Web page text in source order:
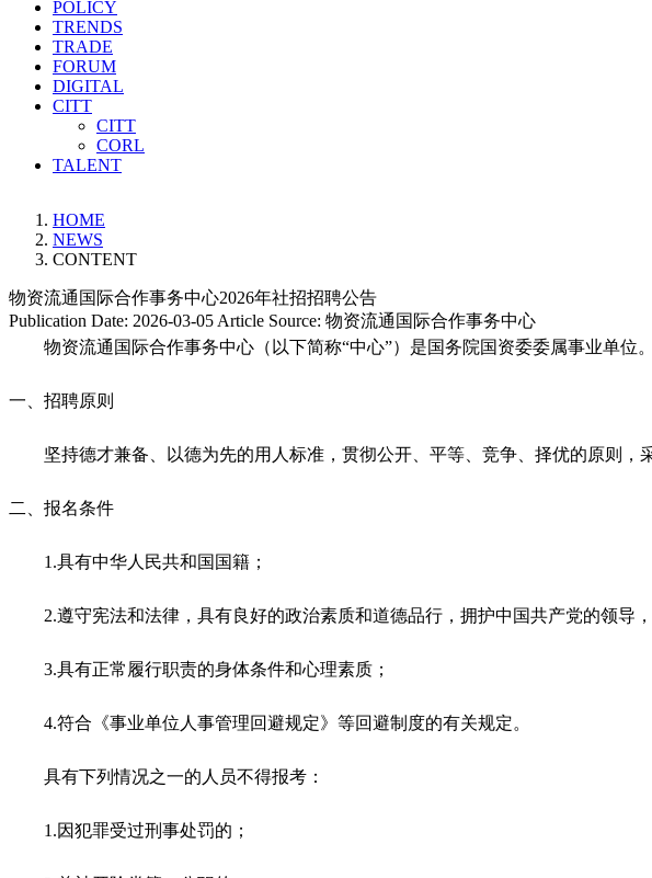
POLICY
TRENDS
TRADE
FORUM
DIGITAL
CITT
CITT
CORL
TALENT
HOME
NEWS
CONTENT
物资流通国际合作事务中心2026年社招招聘公告
Publication Date: 2026-03-05 Article Source: 物资流通国际合作事务中心
物资流通国际合作事务中心（以下简称“中心”）是国务院国资委委属事业单位
一、招聘原则
坚持德才兼备、以德为先的用人标准，贯彻公开、平等、竞争、择优的原则，
二、报名条件
1.具有中华人民共和国国籍；
2.遵守宪法和法律，具有良好的政治素质和道德品行，拥护中国共产党的领导
3.具有正常履行职责的身体条件和心理素质；
4.符合《事业单位人事管理回避规定》等回避制度的有关规定。
具有下列情况之一的人员不得报考：
1.因犯罪受过刑事处罚的；